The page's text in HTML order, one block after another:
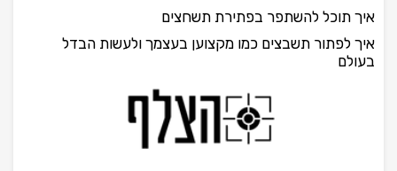
איך תוכל להשתפר בפתירת תשחצים
איך לפתור תשבצים כמו מקצוען בעצמך ולעשות הבדל
בעולם